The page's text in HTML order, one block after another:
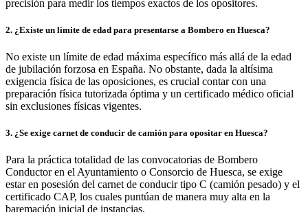
precisión para medir los tiempos exactos de los opositores.
¿Existe un límite de edad para presentarse a Bombero en Huesca?
No existe un límite de edad máxima específico más allá de la edad
de jubilación forzosa en España. No obstante, dada la altísima
exigencia física de las oposiciones, es crucial contar con una
preparación física tutorizada óptima y un certificado médico oficial
sin exclusiones físicas vigentes.
¿Se exige carnet de conducir de camión para opositar en Huesca?
Para la práctica totalidad de las convocatorias de Bombero
Conductor en el Ayuntamiento o Consorcio de Huesca, se exige
estar en posesión del carnet de conducir tipo C (camión pesado) y el
certificado CAP, los cuales puntúan de manera muy alta en la